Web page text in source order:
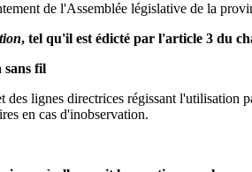
de l'Assemblée législative de la
, tel qu'il est édicté par l'article 3 du
sans fil
lignes directrices régissant l'utilisation
en cas d'inobservation.